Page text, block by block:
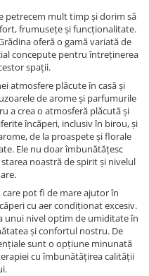
petrecem mult timp și dorim să
frumusețe și funcționalitate.
oferă o gamă variată de
concepute pentru întreținerea
spații.
atmosfere plăcute în casă și
de arome și parfumurile
a crea o atmosferă plăcută și
încăperi, inclusiv în birou, și
de la proaspete și florale
Ele nu doar îmbunătățesc
noastră de spirit și nivelul
pot fi de mare ajutor în
cu aer condiționat excesiv.
unui nivel optim de umiditate în
și confortul nostru. De
sunt o opțiune minunată
cu îmbunătățirea calității